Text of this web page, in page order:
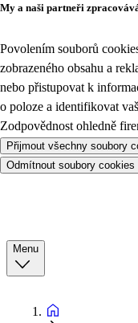
My a naši partneři
Povolením souborů
zobrazeného obsahu a
nebo přistupovat k
o poloze a identifikovat
Zodpovědnost ohledně
Přijmout všechny soubory
Odmítnout soubory cookies
Menu